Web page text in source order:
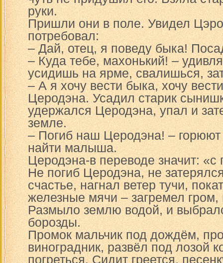
руки.
Пришли они в поле. Увидел
потребовал:
– Дай, отец, я поведу быка!
– Куда тебе, махонький! –
усидишь на ярме, свалишься,
– А я хочу вести быка, хочу
Церодэна. Усадил старик
удержался Церодэна, упал и
земле.
– Погиб наш Церодэна! – горюют
найти малыша.
Церодэна-в переводе значит: «с
Не погиб Церодэна, не
счастье, нагнал ветер тучи,
железные мячи – загремел
Размыло землю водой, и
борозды.
Промок мальчик под дождём,
виноградник, развёл под лозой
погреться. Сидит греется,